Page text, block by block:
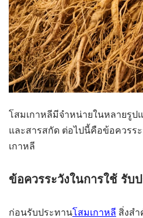
โสมเกาหลีมีจำหน่ายในหลายรูป
และสารสกัด ต่อไปนี้คือข้อควรร
เกาหลี
ข้อควรระวังในการใช้ รับ
ก่อนรับประทานโสมเกาหลี สิ่งส